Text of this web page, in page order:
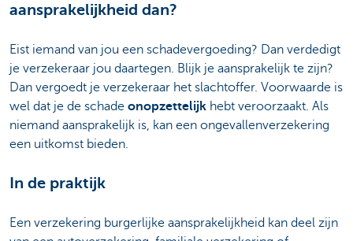
aansprakelijkheid dan?
Eist iemand van jou een schadevergoeding? Dan verdedigt
je verzekeraar jou daartegen. Blijk je aansprakelijk te zijn?
Dan vergoedt je verzekeraar het slachtoffer. Voorwaarde is
wel dat je de schade onopzettelijk hebt veroorzaakt. Als
niemand aansprakelijk is, kan een ongevallenverzekering
een uitkomst bieden.
In de praktijk
Een verzekering burgerlijke aansprakelijkheid kan deel zijn